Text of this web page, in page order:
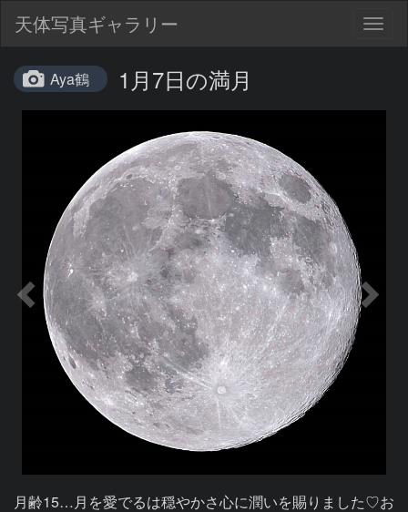
天体写真ギャラリー
Aya鶴 1月7日の満月
月齢15…月を愛でるは穏やかさ心に潤いを賜りました♡お